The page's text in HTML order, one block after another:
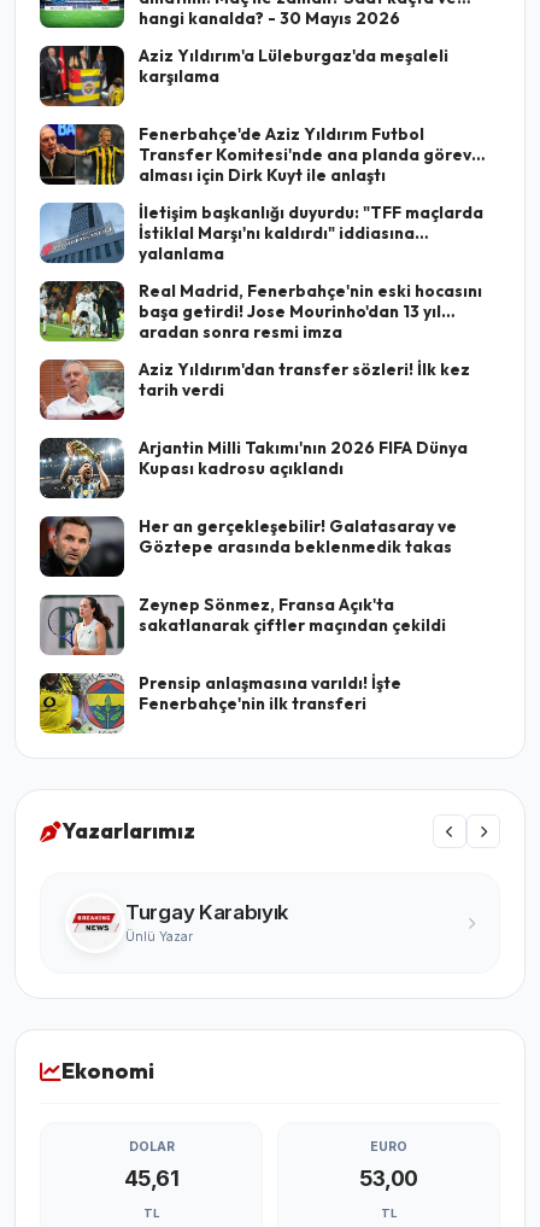
hangi kanalda? - 30 Mayıs 2026
Aziz Yıldırım'a Lüleburgaz'da meşaleli
karşılama
Fenerbahçe'de Aziz Yıldırım Futbol
Transfer Komitesi'nde ana planda görev
alması için Dirk Kuyt ile anlaştı
İletişim başkanlığı duyurdu: "TFF maçlarda
İstiklal Marşı'nı kaldırdı" iddiasına
yalanlama
Real Madrid, Fenerbahçe'nin eski hocasını
başa getirdi! Jose Mourinho'dan 13 yıl
aradan sonra resmi imza
Aziz Yıldırım'dan transfer sözleri! İlk kez
tarih verdi
Arjantin Milli Takımı'nın 2026 FIFA Dünya
Kupası kadrosu açıklandı
Her an gerçekleşebilir! Galatasaray ve
Göztepe arasında beklenmedik takas
Zeynep Sönmez, Fransa Açık'ta
sakatlanarak çiftler maçından çekildi
Prensip anlaşmasına varıldı! İşte
Fenerbahçe'nin ilk transferi
Yazarlarımız
Turgay Karabıyık
Ünlü Yazar
Ekonomi
DOLAR
45,61
TL
EURO
53,00
TL